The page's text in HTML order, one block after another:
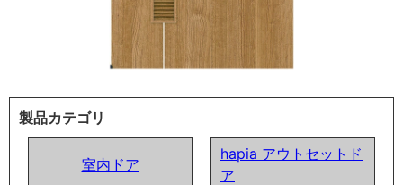
製品カテゴリ
室内ドア
hapia アウトセットド
ア